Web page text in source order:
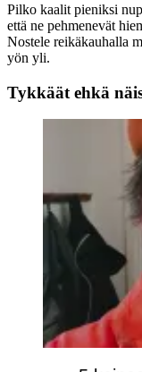
Pilko kaalit pieniksi
että ne pehmenevät
Nostele reikäkauhalla
yön yli.
Tykkäät ehkä